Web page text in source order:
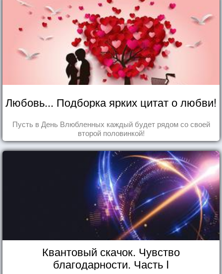
Любовь... Подборка ярких цитат о любви!
Пусть в День Влюбленных каждый будет рядом со своей
второй половинкой!
Квантовый скачок. Чувство
благодарности. Часть I